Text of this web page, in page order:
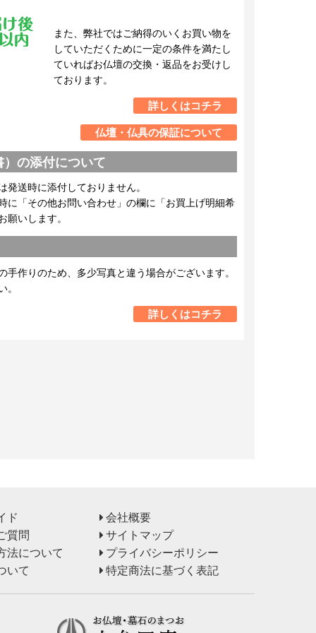
また、弊社ではご納得のいくお買い物を
していただくために一定の条件を満たし
ていればお仏壇の交換・返品をお受けし
ております。
詳しくはコチラ
仏壇・仏具の保証について
の添付について
送時に添付しておりません。
に「その他お問い合わせ」の欄に「お買上げ明細希
願いします。
手作りのため、多少写真と違う場合がございます。
。
詳しくはコチラ
ド
質問
法について
いて
会社概要
サイトマップ
プライバシーポリシー
特定商法に基づく表記